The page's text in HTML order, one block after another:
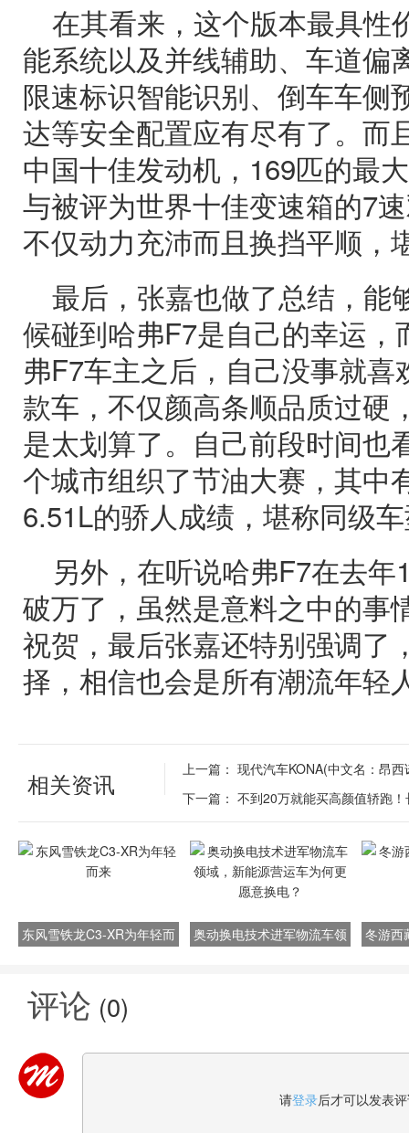
在其看来，这个版本最具性
能系统以及并线辅助、车道偏
限速标识智能识别、倒车车侧
达等安全配置应有尽有了。而
中国十佳发动机，169匹的最
与被评为世界十佳变速箱的7
不仅动力充沛而且换挡平顺，
最后，张嘉也做了总结，能
候碰到哈弗F7是自己的幸运
弗F7车主之后，自己没事就
款车，不仅颜高条顺品质过硬
是太划算了。自己前段时间也
个城市组织了节油大赛，其中
6.51L的骄人成绩，堪称同级
另外，在听说哈弗F7在去
破万了，虽然是意料之中的事
祝贺，最后张嘉还特别强调了
择，相信也会是所有潮流年轻
相关资讯 上一篇： 现代汽车KONA(中文名：昂
下一篇： 不到20万就能买高颜值轿跑
东风雪铁龙C3-XR为年轻而
奥动换电技术进军物流车领
冬游西
评论 (0)
请登录后才可以发表